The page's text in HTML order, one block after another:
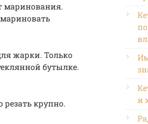
маринования.
жарки. Только
бутылке.
крупно.
и